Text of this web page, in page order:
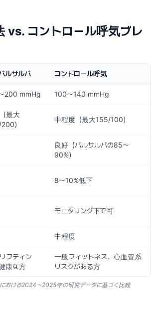
vs. コントロール呼気ブレ
ルサルバ コントロール呼気
200 mmHg 100〜140 mmHg
最大
）
中程度（最大155/100）
良好（バルサルバの85〜
90%）
8〜10%低下
モニタリング下で可
中程度
フティン
康な方
一般フィットネス、心血管系
リスクがある方
おける2024〜2025年の研究データに基づく比較